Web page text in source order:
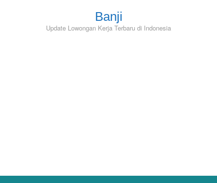
Banji
Update Lowongan Kerja Terbaru di Indonesia